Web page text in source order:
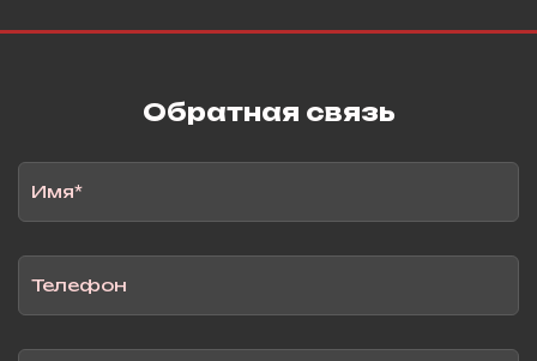
Обратная связь